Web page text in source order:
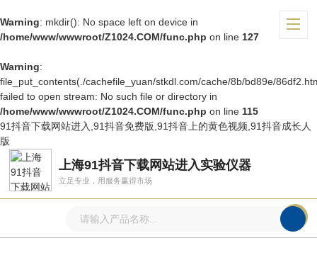
Warning: mkdir(): No space left on device in
/home/www/wwwroot/Z1024.COM/func.php on line 127
Warning:
file_put_contents(./cachefile_yuan/stkdl.com/cache/8b/bd89e/
failed to open stream: No such file or directory in
/home/www/wwwroot/Z1024.COM/func.php on line 115
91抖音下载网站进入,91抖音免费版,91抖音上的黄色视频,91抖音成长人
版
上海91抖音下载网站进入实验仪器
立足专业，用服务赢得市场